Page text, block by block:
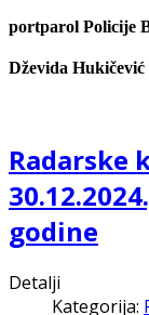
portparol Policije
Dževida Hukičević
Radarske
godine
Detalji
Kategorija: